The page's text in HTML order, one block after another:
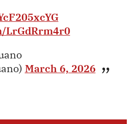
LrGdRrm4r0
March 6, 2026